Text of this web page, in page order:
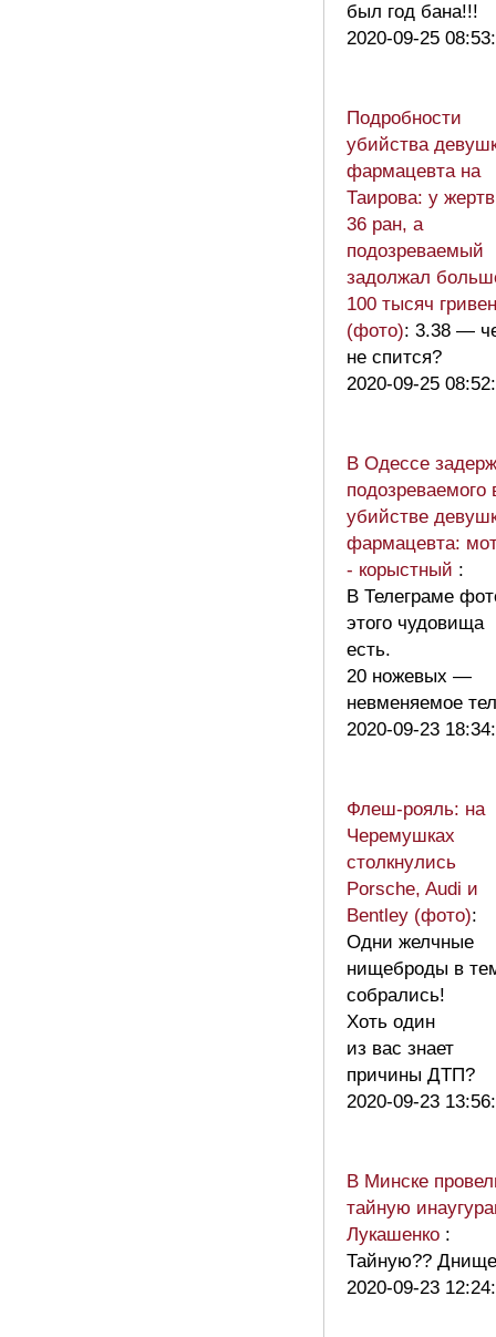
был год бана!!!
2020-09-25
Подробности
убийства
фармацевта на
Таирова: у
36 ран, а
подозреваемый
задолжал
100 тысяч гривен
(фото): 3.38 —
не спится?
2020-09-25
В Одессе
подозреваемого
убийстве
фармацевта:
- корыстный :
В Телеграме
этого чудовища
есть.
20 ножевых —
невменяемое
2020-09-23
Флеш-рояль: на
Черемушках
столкнулись
Porsche, Audi и
Bentley (фото):
Одни желчные
нищеброды в
собрались!
Хоть один
из вас знает
причины ДТП?
2020-09-23
В Минске
тайную
Лукашенко :
Тайную??
2020-09-23